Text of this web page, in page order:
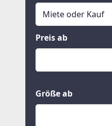
Suche läuft
Alle Immobilien
Häuser
Grund und Boden
Miete oder Kauf
Miete oder Kauf
Kauf
Preis ab
Größe ab